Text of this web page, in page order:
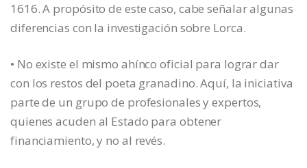
1616. A propósito de este caso, cabe señalar algunas
diferencias con la investigación sobre Lorca.
• No existe el mismo ahínco oficial para lograr dar
con los restos del poeta granadino. Aquí, la iniciativa
parte de un grupo de profesionales y expertos,
quienes acuden al Estado para obtener
financiamiento, y no al revés.